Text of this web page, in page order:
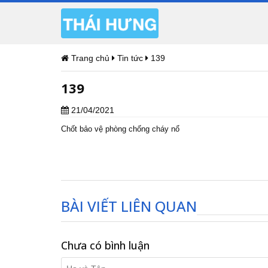
Trang chủ Tin tức 139
139
21/04/2021
Chốt bảo vệ phòng chống cháy nổ
BÀI VIẾT LIÊN QUAN
Chưa có bình luận